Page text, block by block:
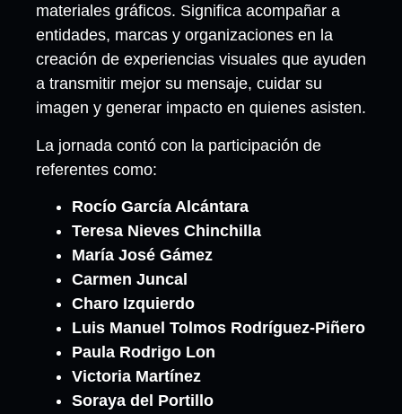
materiales gráficos. Significa acompañar a
entidades, marcas y organizaciones en la
creación de experiencias visuales que ayuden
a transmitir mejor su mensaje, cuidar su
imagen y generar impacto en quienes asisten.
La jornada contó con la participación de
referentes como:
Rocío García Alcántara
Teresa Nieves Chinchilla
María José Gámez
Carmen Juncal
Charo Izquierdo
Luis Manuel Tolmos Rodríguez-Piñero
Paula Rodrigo Lon
Victoria Martínez
Soraya del Portillo